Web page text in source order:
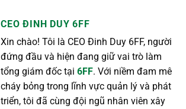
CEO ĐINH DUY 6FF
Xin chào! Tôi là CEO Đinh Duy 6FF, người
đứng đầu và hiện đang giữ vai trò làm
tổng giám đốc tại 6FF. Với niềm đam mê
cháy bỏng trong lĩnh vực quản lý và phát
triển, tôi đã cùng đội ngũ nhân viên xây